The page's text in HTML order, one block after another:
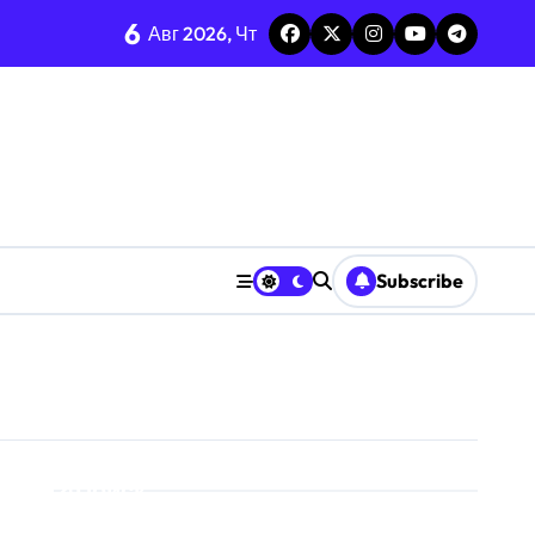
анализа вирусов
среде
6 Авг 2026, Чт
Subscribe